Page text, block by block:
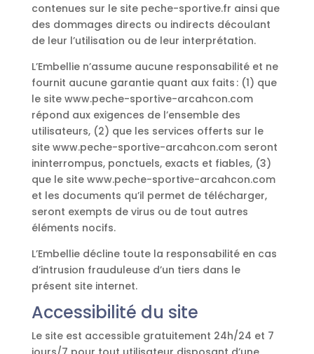
contenues sur le site peche-sportive.fr ainsi que
des dommages directs ou indirects découlant
de leur l’utilisation ou de leur interprétation.
L’Embellie n’assume aucune responsabilité et ne
fournit aucune garantie quant aux faits : (1) que
le site www.peche-sportive-arcahcon.com
répond aux exigences de l’ensemble des
utilisateurs, (2) que les services offerts sur le
site www.peche-sportive-arcahcon.com seront
ininterrompus, ponctuels, exacts et fiables, (3)
que le site www.peche-sportive-arcahcon.com
et les documents qu’il permet de télécharger,
seront exempts de virus ou de tout autres
éléments nocifs.
L’Embellie décline toute la responsabilité en cas
d’intrusion frauduleuse d’un tiers dans le
présent site internet.
Accessibilité du site
Le site est accessible gratuitement 24h/24 et 7